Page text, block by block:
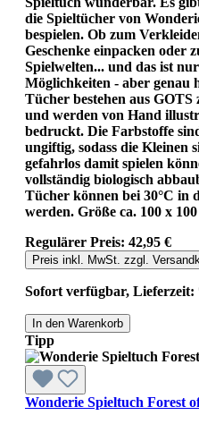
die Spieltücher von
bespielen. Ob zum
Geschenke einpacken oder
Spielwelten... und das ist
Möglichkeiten - aber genau
Tücher bestehen aus
und werden von Hand
bedruckt. Die Farbstoffe
ungiftig, sodass die Kleinen
gefahrlos damit spielen
vollständig biologisch
Tücher können bei 30°C in
werden. Größe ca. 100 x
Regulärer Preis: 42,95 €
Preis inkl. MwSt. zzgl.
Sofort verfügbar, Lieferzeit:
In den Warenkorb
Tipp
Wonderie Spieltuch Forest